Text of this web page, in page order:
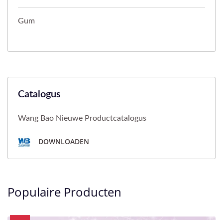
Gum
Catalogus
Wang Bao Nieuwe Productcatalogus
DOWNLOADEN
Populaire Producten